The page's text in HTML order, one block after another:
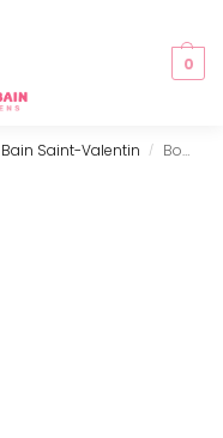
0
Saint-Valentin / Bombe de Bain – Rose, Lavande & Patchouli